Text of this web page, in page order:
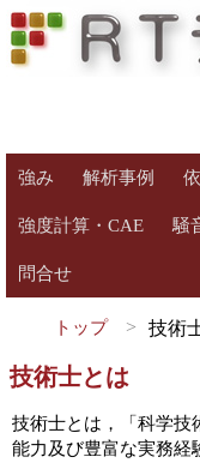
強み 解析事例
強度計算・CAE 騒
問合せ
トップ 技術
技術士とは
技術士とは，「科学技
能力及び豊富な実務経